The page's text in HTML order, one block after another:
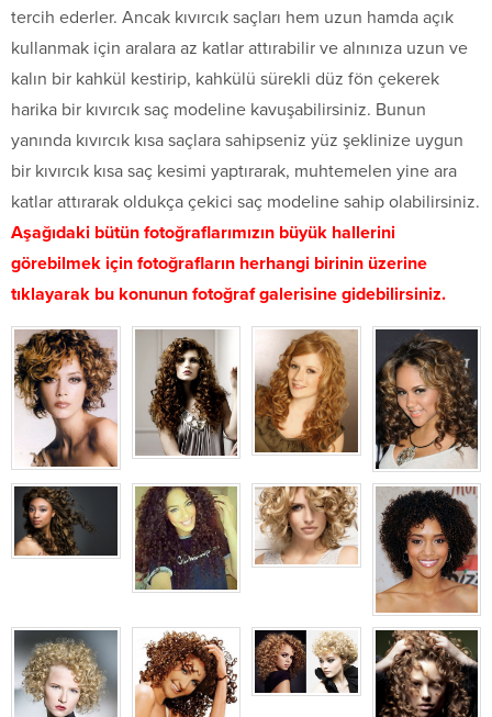
tercih ederler. Ancak kıvırcık saçları hem uzun hamda açık
kullanmak için aralara az katlar attırabilir ve alnınıza uzun ve
kalın bir kahkül kestirip, kahkülü sürekli düz fön çekerek
harika bir kıvırcık saç modeline kavuşabilirsiniz. Bunun
yanında kıvırcık kısa saçlara sahipseniz yüz şeklinize uygun
bir kıvırcık kısa saç kesimi yaptırarak, muhtemelen yine ara
katlar attırarak oldukça çekici saç modeline sahip olabilirsiniz.
Aşağıdaki bütün fotoğraflarımızın büyük hallerini
görebilmek için fotoğrafların herhangi birinin üzerine
tıklayarak bu konunun fotoğraf galerisine gidebilirsiniz.